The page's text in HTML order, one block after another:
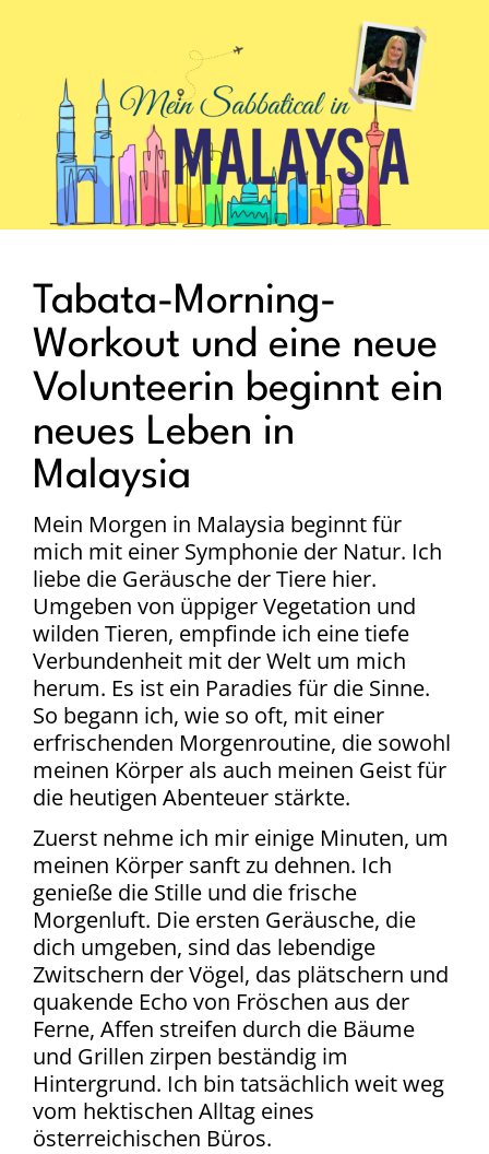
.
Tabata-Morning-
Workout und eine neue
Volunteerin beginnt ein
neues Leben in
Malaysia
Mein Morgen in Malaysia beginnt für
mich mit einer Symphonie der Natur. Ich
liebe die Geräusche der Tiere hier.
Umgeben von üppiger Vegetation und
wilden Tieren, empfinde ich eine tiefe
Verbundenheit mit der Welt um mich
herum. Es ist ein Paradies für die Sinne.
So begann ich, wie so oft, mit einer
erfrischenden Morgenroutine, die sowohl
meinen Körper als auch meinen Geist für
die heutigen Abenteuer stärkte.
Zuerst nehme ich mir einige Minuten, um
meinen Körper sanft zu dehnen. Ich
genieße die Stille und die frische
Morgenluft. Die ersten Geräusche, die
dich umgeben, sind das lebendige
Zwitschern der Vögel, das plätschern und
quakende Echo von Fröschen aus der
Ferne, Affen streifen durch die Bäume
und Grillen zirpen beständig im
Hintergrund. Ich bin tatsächlich weit weg
vom hektischen Alltag eines
österreichischen Büros.